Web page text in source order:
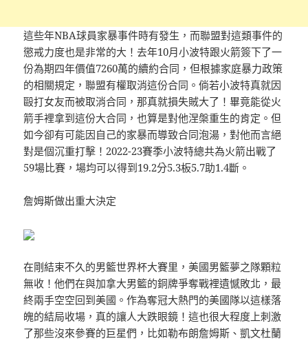
這些年NBA球員家暴事件時有發生，而聯盟對這類事件的
懲戒力度也是非常的大！去年10月小波特跟火箭簽下了一
份為期四年價值7260萬的續約合同，但根據家庭暴力政策
的相關規定，聯盟有權取消這份合同。倘若小波特真就因
毆打女友而被取消合同，那真就損失賊大了！畢竟能從火
箭手裡拿到這份大合同，也算是對他涅槃重生的肯定。但
如今卻有可能因自己的家暴而導致合同泡湯，對他而言絕
對是個沉重打擊！2022-23賽季小波特總共為火箭出戰了
59場比賽，場均可以得到19.2分5.3板5.7助1.4斷。
詹姆斯做出重大決定
在剛結束不久的男籃世界杯大賽里，美國男籃夢之隊顆粒
無收！他們在與加拿大男籃的銅牌爭奪戰裡遺憾敗北，最
終兩手空空回到美國。作為奪冠大熱門的美國隊以這樣落
魄的結局收場，真的讓人大跌眼鏡！這也很大程度上刺激
了那些沒來參賽的巨星們，比如勒布朗詹姆斯、凱文杜蘭